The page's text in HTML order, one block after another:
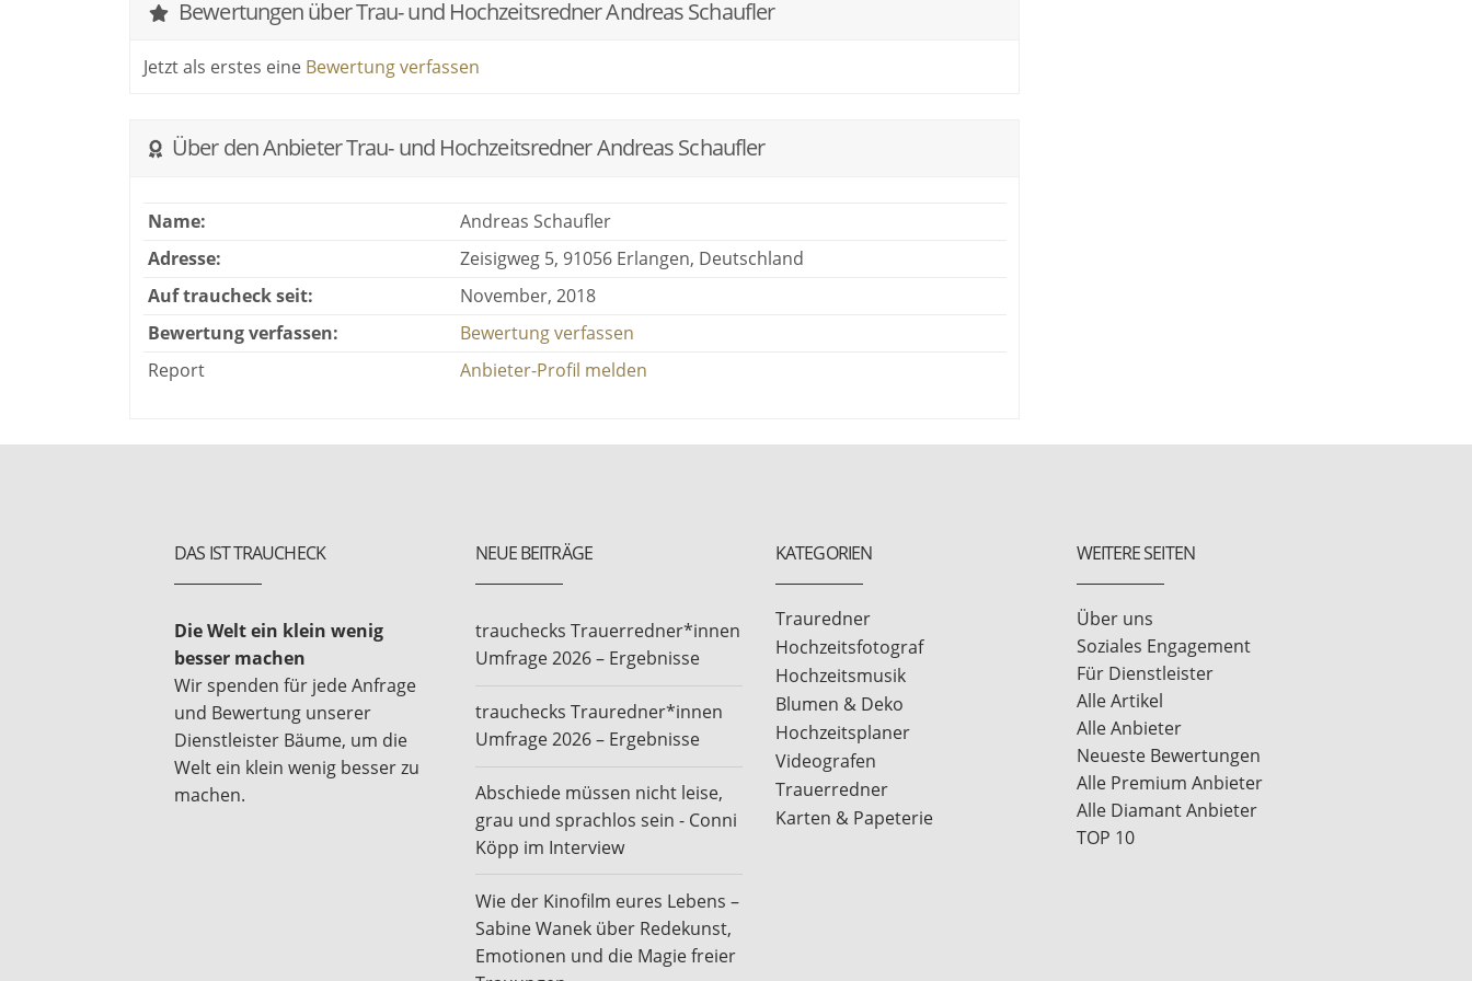
Ich freue mich Sie kennen zu lernen!
Bewertungen über Trau- und Hochzeitsredner Andreas Schaufler
Jetzt als erstes eine Bewertung verfassen
Über den Anbieter Trau- und Hochzeitsredner Andreas Schaufler
Name:
Andreas Schaufler
Adresse:
Zeisigweg 5, 91056 Erlangen, Deutschland
Auf traucheck seit:
November, 2018
Bewertung verfassen:
Bewertung verfassen
Report
Anbieter-Profil melden
DAS IST TRAUCHECK
Die Welt ein klein wenig
besser machen
Wir spenden für jede Anfrage
und Bewertung unserer
Dienstleister Bäume, um die
Welt ein klein wenig besser zu
machen.
NEUE BEITRÄGE
trauchecks Trauerredner*innen
Umfrage 2026 – Ergebnisse
trauchecks Trauredner*innen
Umfrage 2026 – Ergebnisse
Abschiede müssen nicht leise,
grau und sprachlos sein - Conni
Köpp im Interview
Wie der Kinofilm eures Lebens –
Sabine Wanek über Redekunst,
Emotionen und die Magie freier
KATEGORIEN
Trauredner
Hochzeitsfotograf
Hochzeitsmusik
Blumen & Deko
Hochzeitsplaner
Videografen
Trauerredner
Karten & Papeterie
WEITERE SEITEN
Über uns
Soziales Engagement
Für Dienstleister
Alle Artikel
Alle Anbieter
Neueste Bewertungen
Alle Premium Anbieter
Alle Diamant Anbieter
TOP 10